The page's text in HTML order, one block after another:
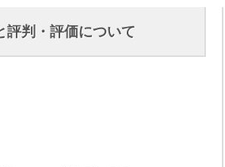
評判・評価について